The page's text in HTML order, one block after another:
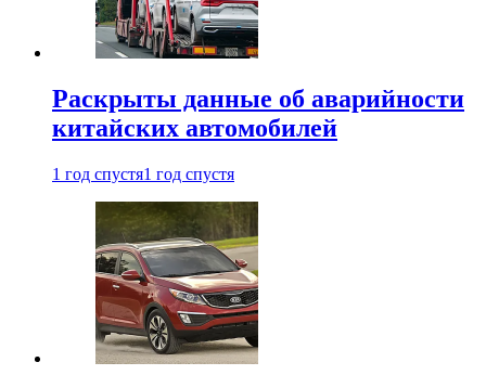
Раскрыты данные об аварийности
китайских автомобилей
1 год спустя1 год спустя